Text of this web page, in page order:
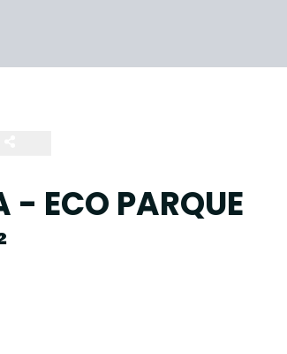
- ECO PARQUE